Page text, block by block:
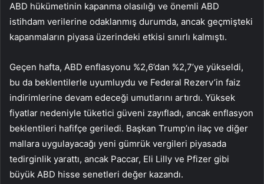
ABD hükümetinin kapanma olasılığı ve önemli ABD
istihdam verilerine odaklanmış durumda, ancak geçmişteki
kapanmaların piyasa üzerindeki etkisi sınırlı kalmıştı.
Geçen hafta, ABD enflasyonu %2,6’dan %2,7’ye yükseldi,
bu da beklentilerle uyumluydu ve Federal Rezerv’in faiz
indirimlerine devam edeceği umutlarını artırdı. Yüksek
fiyatlar nedeniyle tüketici güveni zayıfladı, ancak enflasyon
beklentileri hafifçe geriledi. Başkan Trump’ın ilaç ve diğer
mallara uygulayacağı yeni gümrük vergileri piyasada
tedirginlik yarattı, ancak Paccar, Eli Lilly ve Pfizer gibi
büyük ABD hisse senetleri değer kazandı.